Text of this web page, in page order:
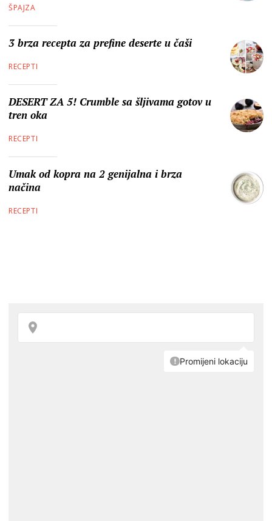
ŠPAJZA
3 brza recepta za prefine deserte u čaši
RECEPTI
DESERT ZA 5! Crumble sa šljivama gotov u
tren oka
RECEPTI
Umak od kopra na 2 genijalna i brza
načina
RECEPTI